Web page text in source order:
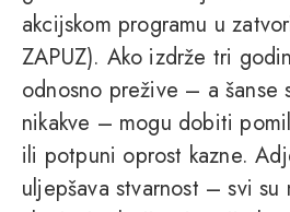
akcijskom programu u
ZAPUZ). Ako izdrže tri
odnosno prežive – a šanse
nikakve – mogu dobiti
ili potpuni oprost kazne.
uljepšava stvarnost – svi su